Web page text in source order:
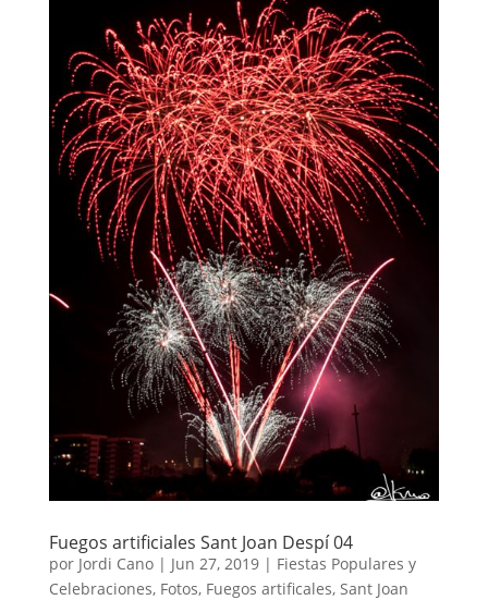
Fuegos artificiales Sant Joan Despí 04
por Jordi Cano| Jun 27, 2019| Fiestas Populares y
Celebraciones, Fotos, Fuegos artificales, Sant Joan